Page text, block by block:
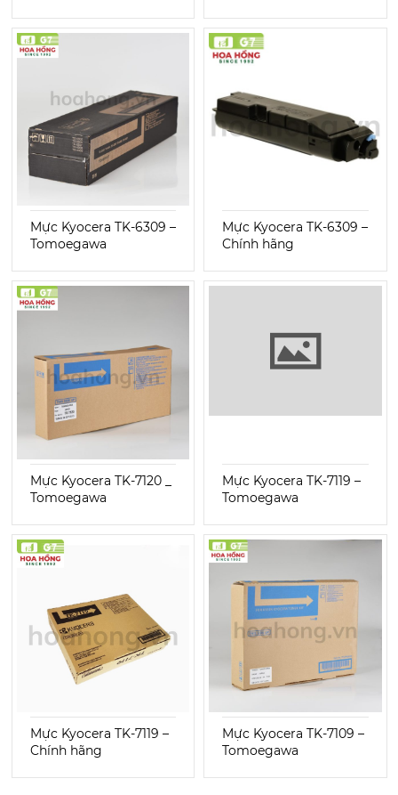
Mực Kyocera TK-6309 –
Tomoegawa
Mực Kyocera TK-6309 –
Chính hãng
Mực Kyocera TK-7120 _
Tomoegawa
Mực Kyocera TK-7119 –
Tomoegawa
Mực Kyocera TK-7119 –
Chính hãng
Mực Kyocera TK-7109 –
Tomoegawa